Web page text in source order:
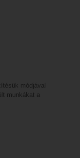
módjával
munkákat a